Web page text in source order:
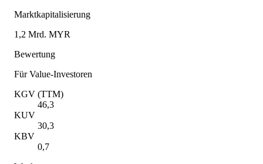
Marktkapitalisierung
1,2 Mrd. MYR
Bewertung
Für Value-Investoren
KGV (TTM)
46,3
KUV
30,3
KBV
0,7